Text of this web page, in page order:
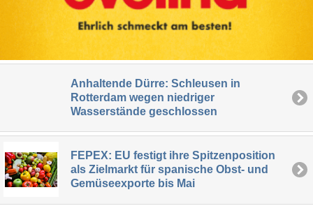
Anhaltende Dürre: Schleusen in
Rotterdam wegen niedriger
Wasserstände geschlossen
FEPEX: EU festigt ihre Spitzenposition
als Zielmarkt für spanische Obst- und
Gemüseexporte bis Mai